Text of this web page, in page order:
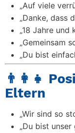
„Auf viele
„Danke, dass
„18 Jahre und
„Gemeinsam
„Du bist
👨‍👩‍👧
Eltern
„Wir sind so
„Du bist unser